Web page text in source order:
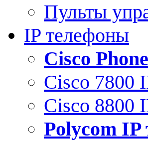
Пульты
IP телефоны
Сisco
Cisco 7800
Cisco 8800
Polycom